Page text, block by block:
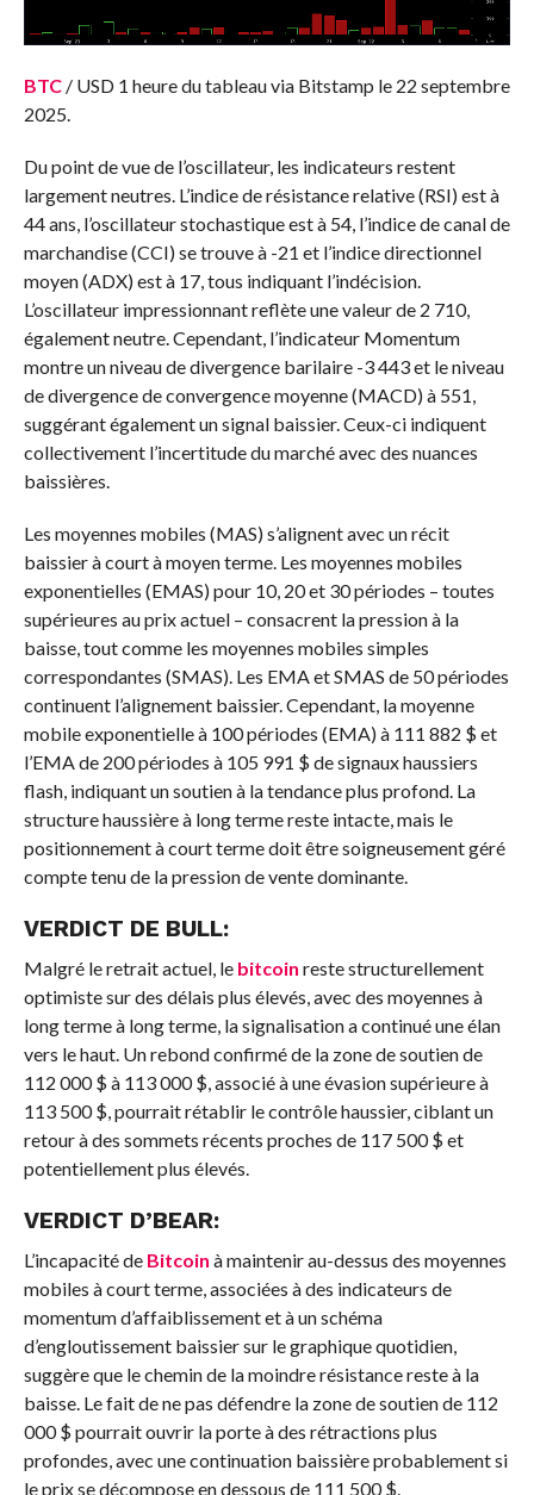
BTC/ USD 1 heure du tableau via Bitstamp le 22 septembre
2025.
Du point de vue de l’oscillateur, les indicateurs restent
largement neutres. L’indice de résistance relative (RSI) est à
44 ans, l’oscillateur stochastique est à 54, l’indice de canal de
marchandise (CCI) se trouve à -21 et l’indice directionnel
moyen (ADX) est à 17, tous indiquant l’indécision.
L’oscillateur impressionnant reflète une valeur de 2 710,
également neutre. Cependant, l’indicateur Momentum
montre un niveau de divergence barilaire -3 443 et le niveau
de divergence de convergence moyenne (MACD) à 551,
suggérant également un signal baissier. Ceux-ci indiquent
collectivement l’incertitude du marché avec des nuances
baissières.
Les moyennes mobiles (MAS) s’alignent avec un récit
baissier à court à moyen terme. Les moyennes mobiles
exponentielles (EMAS) pour 10, 20 et 30 périodes – toutes
supérieures au prix actuel – consacrent la pression à la
baisse, tout comme les moyennes mobiles simples
correspondantes (SMAS). Les EMA et SMAS de 50 périodes
continuent l’alignement baissier. Cependant, la moyenne
mobile exponentielle à 100 périodes (EMA) à 111 882 $ et
l’EMA de 200 périodes à 105 991 $ de signaux haussiers
flash, indiquant un soutien à la tendance plus profond. La
structure haussière à long terme reste intacte, mais le
positionnement à court terme doit être soigneusement géré
compte tenu de la pression de vente dominante.
VERDICT DE BULL:
Malgré le retrait actuel, le bitcoin reste structurellement
optimiste sur des délais plus élevés, avec des moyennes à
long terme à long terme, la signalisation a continué une élan
vers le haut. Un rebond confirmé de la zone de soutien de
112 000 $ à 113 000 $, associé à une évasion supérieure à
113 500 $, pourrait rétablir le contrôle haussier, ciblant un
retour à des sommets récents proches de 117 500 $ et
potentiellement plus élevés.
VERDICT D’BEAR:
L’incapacité de Bitcoin à maintenir au-dessus des moyennes
mobiles à court terme, associées à des indicateurs de
momentum d’affaiblissement et à un schéma
d’engloutissement baissier sur le graphique quotidien,
suggère que le chemin de la moindre résistance reste à la
baisse. Le fait de ne pas défendre la zone de soutien de 112
000 $ pourrait ouvrir la porte à des rétractions plus
profondes, avec une continuation baissière probablement si
le prix se décompose en dessous de 111 500 $.